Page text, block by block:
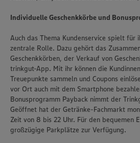
Wir setzen Cookies und andere
Individuelle Geschenkkörbe und
Auch das Thema Kundenservice spielt für
zentrale Rolle. Dazu gehört das
Geschenkkörben, der Verkauf von
trinkgut-App. Mit ihr können die
Treuepunkte sammeln und Coupons
vor Ort auch mit dem Smartphone
Bonusprogramm Payback nimmt der
Geöffnet hat der Getränke-Fachmarkt
Zeit von 8 bis 22 Uhr. Für den bequemen
großzügige Parkplätze zur Verfügung.